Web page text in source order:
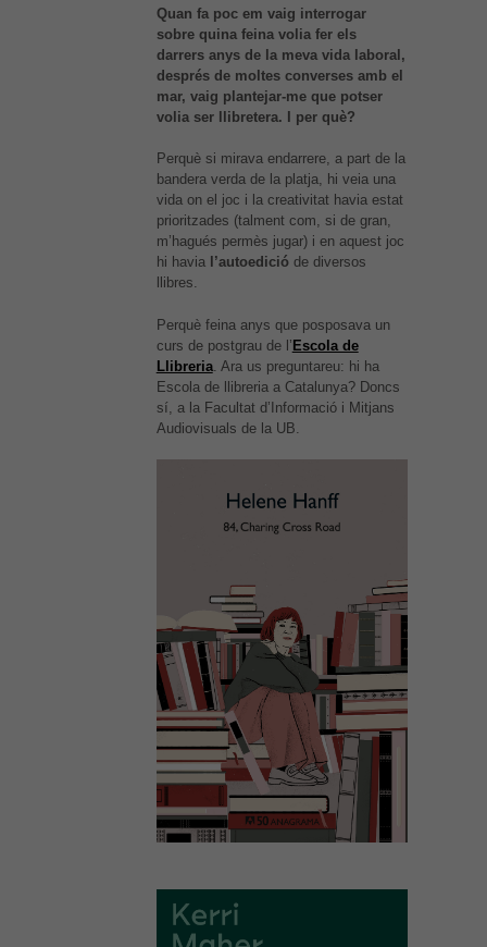
Quan fa poc em vaig interrogar
sobre quina feina volia fer els
darrers anys de la meva vida laboral,
després de moltes converses amb el
mar, vaig plantejar-me que potser
volia ser llibretera. I per què?
Perquè si mirava endarrere, a part de la
bandera verda de la platja, hi veia una
vida on el joc i la creativitat havia estat
prioritzades (talment com, si de gran,
m’hagués permès jugar) i en aquest joc
hi havia l’autoedicióde diversos
llibres.
Perquè feina anys que posposava un
curs de postgrau de l’Escola de
Llibreria. Ara us preguntareu: hi ha
Escola de llibreria a Catalunya? Doncs
sí, a la Facultat d’Informació i Mitjans
Audiovisuals de la UB.